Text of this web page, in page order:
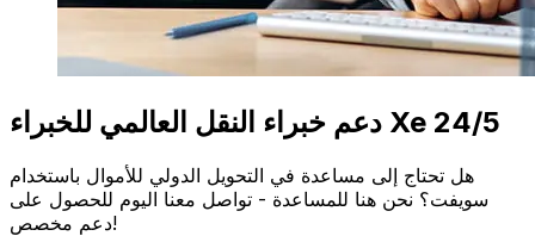
دعم خبراء النقل العالمي للخبراء Xe 24/5
هل تحتاج إلى مساعدة في التحويل الدولي للأموال باستخدام
سويفت؟ نحن هنا للمساعدة - تواصل معنا اليوم للحصول على
دعم مخصص!